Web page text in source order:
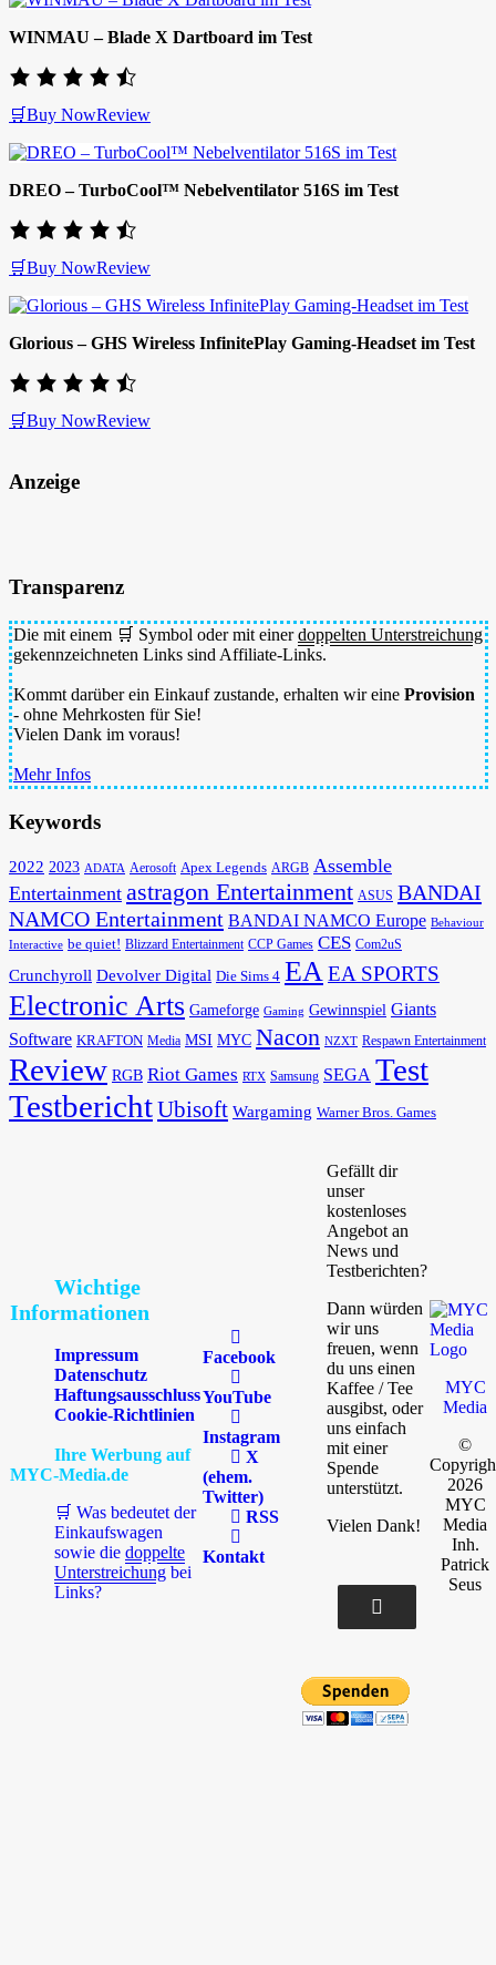
WINMAU – Blade X Dartboard im Test
🛒Buy NowReview
DREO – TurboCool™ Nebelventilator 516S im Test
🛒Buy NowReview
Glorious – GHS Wireless InfinitePlay Gaming-Headset im Test
🛒Buy NowReview
Anzeige
Transparenz
Die mit einem 🛒 Symbol oder mit einerdoppelten Unterstreichung
gekennzeichneten Links sind Affiliate-Links.
Kommt darüber ein Einkauf zustande, erhalten wir eine Provision
- ohne Mehrkosten für Sie!
Vielen Dank im voraus!
Mehr Infos
Keywords
2022 2023 ADATA Aerosoft Apex Legends ARGB Assemble
Entertainment astragon Entertainment ASUS BANDAI
NAMCO Entertainment BANDAI NAMCO Europe Behaviour
Interactive be quiet! Blizzard Entertainment CCP Games CES Com2uS
Crunchyroll Devolver Digital Die Sims 4 EAEA SPORTS
Electronic Arts Gameforge Gaming Gewinnspiel Giants
Software KRAFTON Media MSI MYC Nacon NZXT Respawn Entertainment
Review RGB Riot Games RTX Samsung SEGA Test
TestberichtUbisoft Wargaming Warner Bros. Games
Wichtige
Informationen
Impressum
Datenschutz
Haftungsausschluss
Cookie-Richtlinien
Ihre Werbung auf
MYC-Media.de
🛒 Was bedeutet der
Einkaufswagen
sowie die doppelte
Unterstreichung bei
Links?
Facebook
YouTube
Instagram
X
(ehem.
Twitter)
RSS
Kontakt
Gefällt dir
unser
kostenloses
Angebot an
News und
Testberichten?
Dann würden
wir uns
freuen, wenn
du uns einen
Kaffee / Tee
ausgibst, oder
uns einfach
mit einer
Spende
unterstützt.
Vielen Dank!
MYC
Media
©
2026
MYC
Media
Inh.
Patrick
Seus